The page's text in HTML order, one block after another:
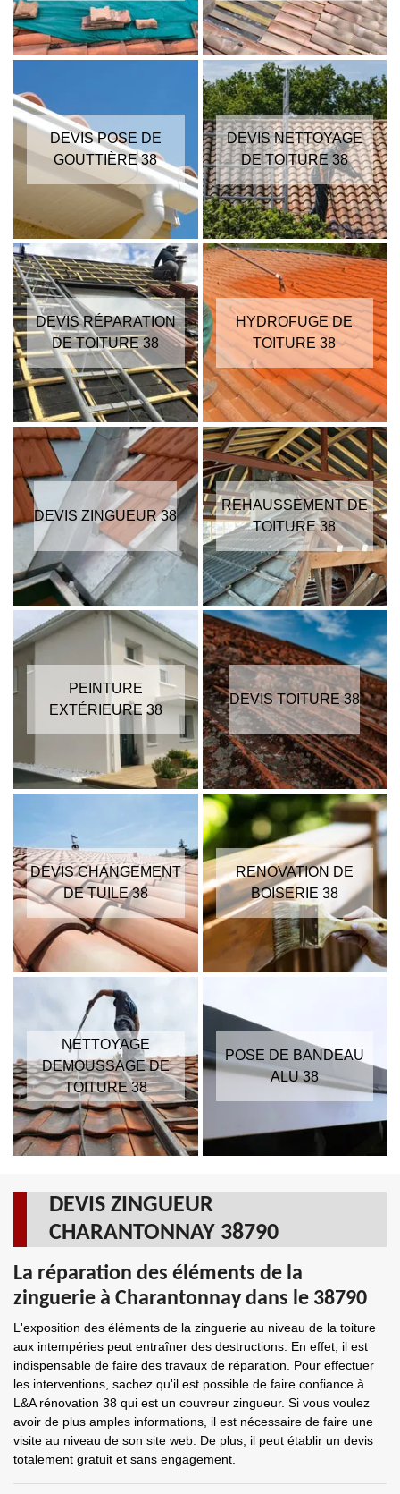
DEVIS POSE DE
GOUTTIÈRE 38
DEVIS NETTOYAGE
DE TOITURE 38
DEVIS RÉPARATION
DE TOITURE 38
HYDROFUGE DE
TOITURE 38
DEVIS ZINGUEUR 38
REHAUSSEMENT DE
TOITURE 38
PEINTURE
EXTÉRIEURE 38
DEVIS TOITURE 38
DEVIS CHANGEMENT
DE TUILE 38
RENOVATION DE
BOISERIE 38
NETTOYAGE
DEMOUSSAGE DE
TOITURE 38
POSE DE BANDEAU
ALU 38
DEVIS ZINGUEUR
CHARANTONNAY 38790
La réparation des éléments de la
zinguerie à Charantonnay dans le 38790
L'exposition des éléments de la zinguerie au niveau de la toiture
aux intempéries peut entraîner des destructions. En effet, il est
indispensable de faire des travaux de réparation. Pour effectuer
les interventions, sachez qu'il est possible de faire confiance à
L&A rénovation 38 qui est un couvreur zingueur. Si vous voulez
avoir de plus amples informations, il est nécessaire de faire une
visite au niveau de son site web. De plus, il peut établir un devis
totalement gratuit et sans engagement.